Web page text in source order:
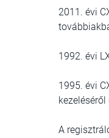
2011. évi
1992. évi
1995. évi
kezeléséről
A